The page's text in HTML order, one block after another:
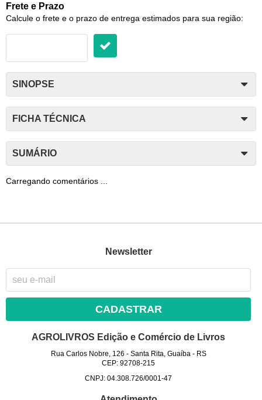
Frete e Prazo
Calcule o frete e o prazo de entrega estimados para sua região:
SINOPSE
FICHA TÉCNICA
SUMÁRIO
Carregando comentários ...
Newsletter
CADASTRAR
AGROLIVROS Edição e Comércio de Livros
Rua Carlos Nobre, 126 - Santa Rita, Guaíba- RS
CEP: 92708-215
CNPJ: 04.308.726/0001-47